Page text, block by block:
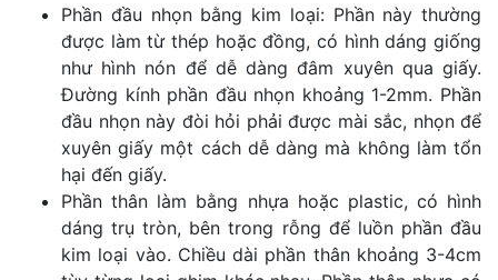
Phần đầu nhọn bằng kim loại: Phần này thường
được làm từ thép hoặc đồng, có hình dáng giống
như hình nón để dễ dàng đâm xuyên qua giấy.
Đường kính phần đầu nhọn khoảng 1-2mm. Phần
đầu nhọn này đòi hỏi phải được mài sắc, nhọn để
xuyên giấy một cách dễ dàng mà không làm tổn
hại đến giấy.
Phần thân làm bằng nhựa hoặc plastic, có hình
dáng trụ tròn, bên trong rỗng để luồn phần đầu
kim loại vào. Chiều dài phần thân khoảng 3-4cm